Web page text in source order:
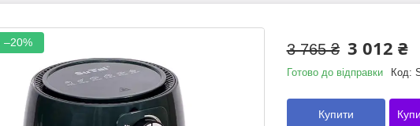
–20% 3 765 ₴ 3 012 ₴
Готово до відправки Код:
Купити